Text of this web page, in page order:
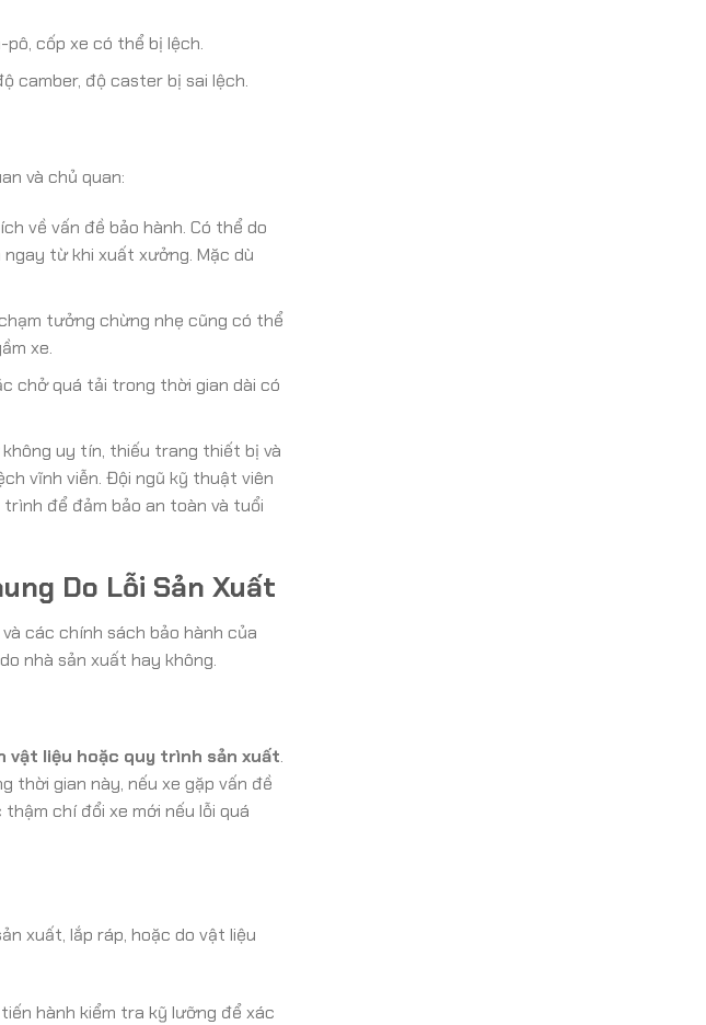
cốp xe có thể bị lệch.
camber, độ caster bị sai lệch.
và chủ quan:
về vấn đề bảo hành. Có thể do
từ khi xuất xưởng. Mặc dù
tưởng chừng nhẹ cũng có thể
xe.
chở quá tải trong thời gian dài có
uy tín, thiếu trang thiết bị và
vĩnh viễn. Đội ngũ kỹ thuật viên
để đảm bảo an toàn và tuổi
Do Lỗi Sản Xuất
các chính sách bảo hành của
nhà sản xuất hay không.
vật liệu hoặc quy trình sản xuất.
thời gian này, nếu xe gặp vấn đề
chí đổi xe mới nếu lỗi quá
xuất, lắp ráp, hoặc do vật liệu
hành kiểm tra kỹ lưỡng để xác